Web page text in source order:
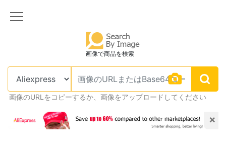
画像で商品を検索
画像のURLをコピーするか、画像をアップロードしてください
×